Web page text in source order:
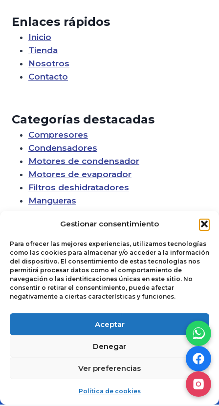
Gestionar consentimiento
Para ofrecer las mejores experiencias, utilizamos tecnologías
como las cookies para almacenar y/o acceder a la información
del dispositivo. El consentimiento de estas tecnologías nos
permitirá procesar datos como el comportamiento de
navegación o las identificaciones únicas en este sitio. No
consentir o retirar el consentimiento, puede afectar
negativamente a ciertas características y funciones.
Aceptar
Denegar
Ver preferencias
Política de cookies
Enlaces rápidos
Inicio
Tienda
Nosotros
Contacto
Categorías destacadas
Compresores
Condensadores
Motores de condensador
Motores de evaporador
Filtros deshidratadores
Mangueras
Autoclimas del
Política de cookies
Términos y
Condiciones de Uso
Aviso de Privacidad
Cotizar